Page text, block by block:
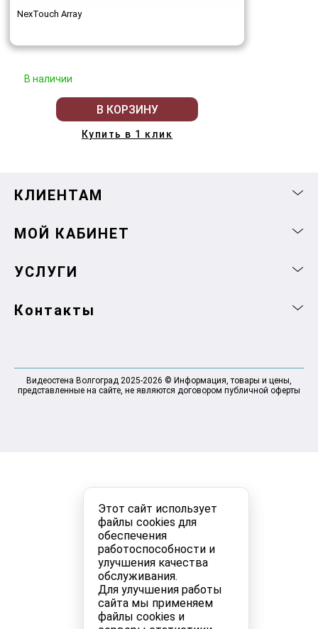
Этот сайт использует
файлы cookies для
обеспечения
работоспособности и
улучшения качества
обслуживания.
Для улучшения работы
сайта мы применяем
файлы cookies и
NexTouch Array
В наличии
В КОРЗИНУ
Купить в 1 клик
КЛИЕНТАМ
МОЙ КАБИНЕТ
УСЛУГИ
Контакты
Видеостена Волгоград 2025-2026 © Информация, товары и цены,
представленные на сайте, не являются договором публичной оферты